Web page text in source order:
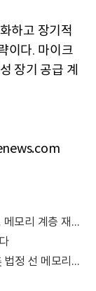
하고 장기적
이다. 마이크
장기 공급 계
AMD의 MEXT 인수에도 HBM 대체 없다… 메모리 계층 재편의 시작
"AI 핑계로 D램값 700% 올렸다 주장"… 美 법정 선 메모리 3사